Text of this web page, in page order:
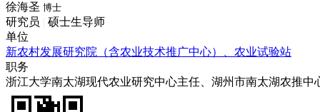
徐海圣 博士
研究员
硕士生导师
单位
新农村发展研究院（含农业技术推广中心）、农业试验站
职务
浙江大学南太湖现代农业研究中心主任、湖州市南太湖农推中